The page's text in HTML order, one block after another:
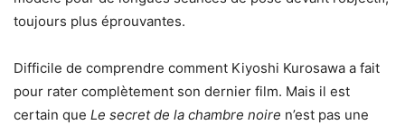
toujours plus éprouvantes.
Difficile de comprendre comment Kiyoshi Kurosawa a fait
pour rater complètement son dernier film. Mais il est
certain que Le secret de la chambre noire n’est pas une